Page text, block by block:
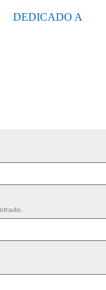
DEDICADO A